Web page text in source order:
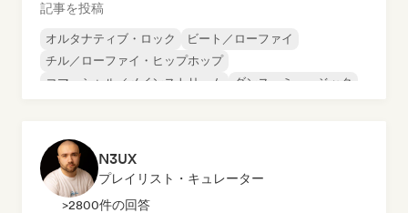
記事を投稿
オルタナティブ・ロック
ビート／ローファイ
チル／ローファイ・ヒップホップ
コマーシャル／メインストリーム
ダンス・ミュージック
N3UX
プレイリスト・キュレーター
>2800件の回答